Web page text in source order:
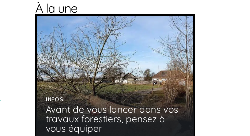
À la une
INFOS
Avant de vous lancer dans vos
travaux forestiers, pensez à
vous équiper